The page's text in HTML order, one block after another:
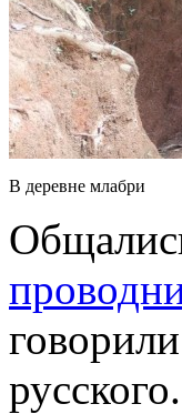
В деревне млабри